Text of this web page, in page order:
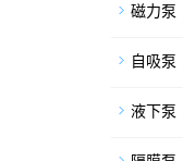
磁力泵
自吸泵
液下泵